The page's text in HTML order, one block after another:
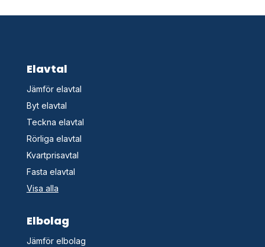
Elavtal
Jämför elavtal
Byt elavtal
Teckna elavtal
Rörliga elavtal
Kvartprisavtal
Fasta elavtal
Visa alla
Elbolag
Jämför elbolag